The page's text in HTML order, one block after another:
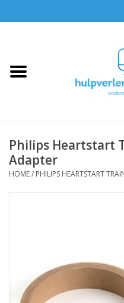
EHBO
Philips Heartstart
Adapter
HOME/ PHILIPS HEARTSTART